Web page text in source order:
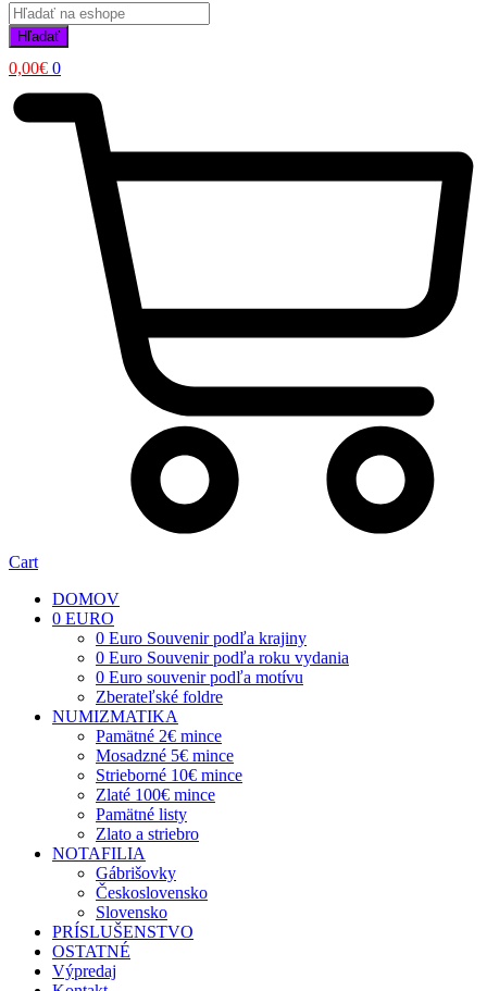
Products
search
Hľadať
0,00€ 0
Cart
DOMOV
0 EURO
0 Euro Souvenir podľa krajiny
0 Euro Souvenir podľa roku vydania
0 Euro souvenir podľa motívu
Zberateľské foldre
NUMIZMATIKA
Pamätné 2€ mince
Mosadzné 5€ mince
Strieborné 10€ mince
Zlaté 100€ mince
Pamätné listy
Zlato a striebro
NOTAFILIA
Gábrišovky
Československo
Slovensko
PRÍSLUŠENSTVO
OSTATNÉ
Výpredaj